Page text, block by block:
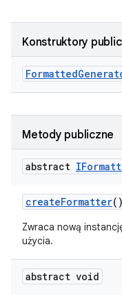
Konstruktory
Formatted
Metody publiczne
abstract
createFormatter()
Zwraca nową
użycia.
abstract void